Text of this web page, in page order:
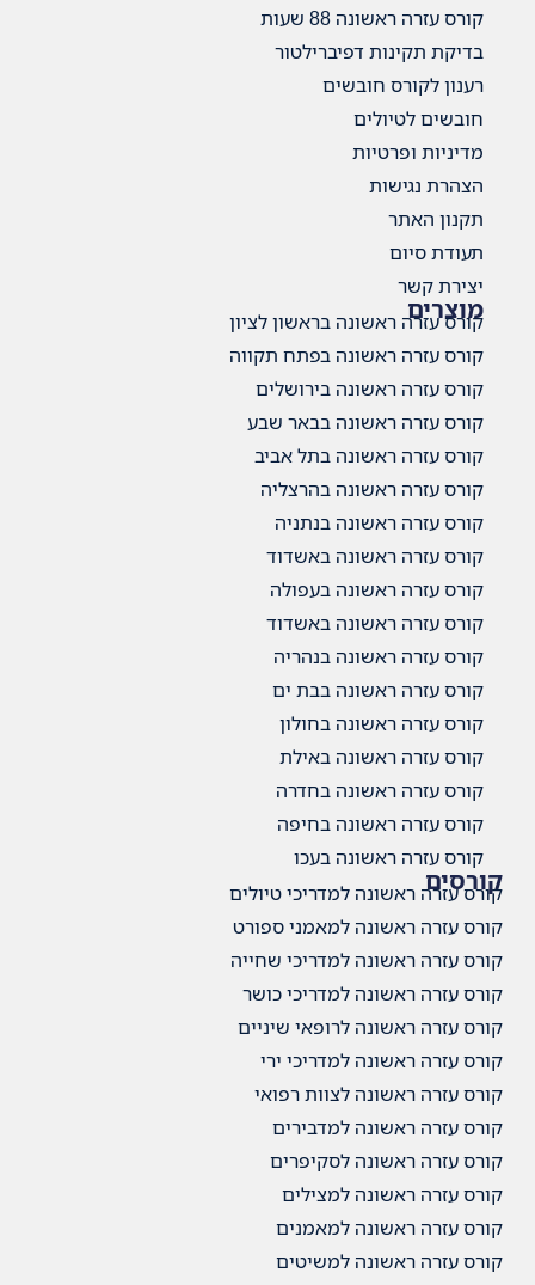
קורס עזרה ראשונה 88 שעות
בדיקת תקינות דפיברילטור
רענון לקורס חובשים
חובשים לטיולים
מדיניות ופרטיות
הצהרת נגישות
תקנון האתר
תעודת סיום
יצירת קשר
מוצרים
קורס עזרה ראשונה בראשון לציון
קורס עזרה ראשונה בפתח תקווה
קורס עזרה ראשונה בירושלים
קורס עזרה ראשונה בבאר שבע
קורס עזרה ראשונה בתל אביב
קורס עזרה ראשונה בהרצליה
קורס עזרה ראשונה בנתניה
קורס עזרה ראשונה באשדוד
קורס עזרה ראשונה בעפולה
קורס עזרה ראשונה באשדוד
קורס עזרה ראשונה בנהריה
קורס עזרה ראשונה בבת ים
קורס עזרה ראשונה בחולון
קורס עזרה ראשונה באילת
קורס עזרה ראשונה בחדרה
קורס עזרה ראשונה בחיפה
קורס עזרה ראשונה בעכו
קורסים
קורס עזרה ראשונה למדריכי טיולים
קורס עזרה ראשונה למאמני ספורט
קורס עזרה ראשונה למדריכי שחייה
קורס עזרה ראשונה למדריכי כושר
קורס עזרה ראשונה לרופאי שיניים
קורס עזרה ראשונה למדריכי ירי
קורס עזרה ראשונה לצוות רפואי
קורס עזרה ראשונה למדבירים
קורס עזרה ראשונה לסקיפרים
קורס עזרה ראשונה למצילים
קורס עזרה ראשונה למאמנים
קורס עזרה ראשונה למשיטים